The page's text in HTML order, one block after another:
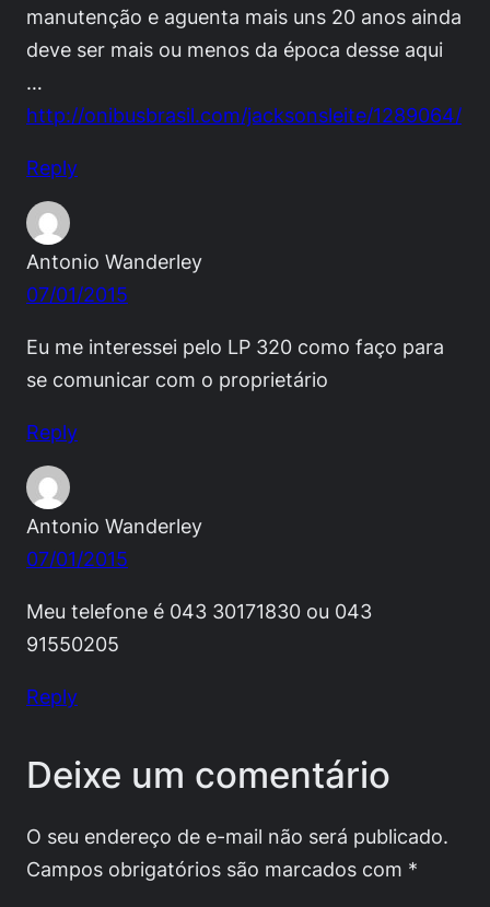
manutenção e aguenta mais uns 20 anos ainda
deve ser mais ou menos da época desse aqui
…
http://onibusbrasil.com/jacksonsleite/1289064/
Reply
Antonio Wanderley
07/01/2015
Eu me interessei pelo LP 320 como faço para
se comunicar com o proprietário
Reply
Antonio Wanderley
07/01/2015
Meu telefone é 043 30171830 ou 043
91550205
Reply
Deixe um comentário
O seu endereço de e-mail não será publicado.
Campos obrigatórios são marcados com *